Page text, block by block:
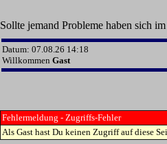
Sollte jemand Probleme haben sich
Datum: 07.08.26 14:18
Willkommen Gast
Fehlermeldung - Zugriffs-Fehler
Als Gast hast Du keinen Zugriff auf diese